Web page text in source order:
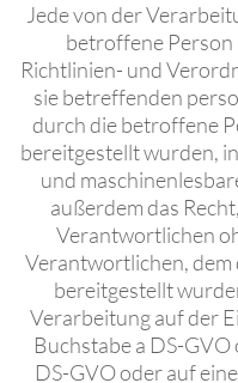
Jede von der
betroffene Person
Richtlinien- und
sie betreffenden
durch die betroffene
bereitgestellt wurden,
und
außerdem das
Verantwortlichen
Verantwortlichen, dem
bereitgestellt
Verarbeitung auf der
Buchstabe a DS-
DS-GVO oder auf